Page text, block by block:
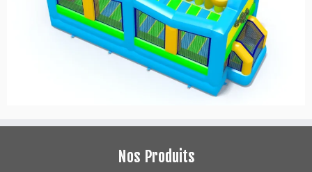
Nos Produits